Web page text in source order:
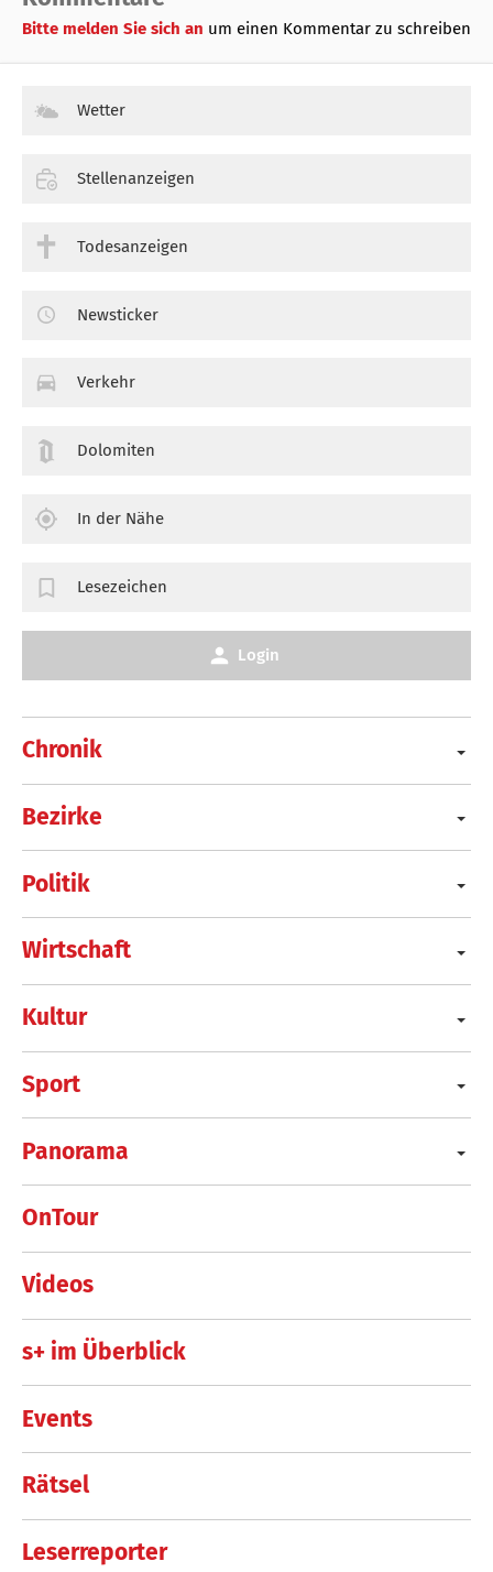
Bitte melden Sie sich an um einen Kommentar zu schreiben
Chronik
Bezirke
Politik
Wirtschaft
Kultur
Sport
Panorama
OnTour
Videos
s+ im Überblick
Events
Rätsel
Leserreporter
Wetter
Stellenanzeigen
Todesanzeigen
Newsticker
Verkehr
Dolomiten
In der Nähe
Lesezeichen
Login